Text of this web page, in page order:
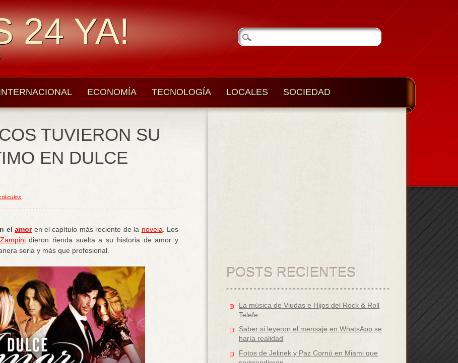
24 YA!
ECONOMÍA TECNOLOGÍA LOCALES SOCIEDAD
TUVIERON SU
EN DULCE
elamoren el capítulo más reciente de la novela . Los
Zampinidieron rienda suelta a su historia de amor y
seria y más que profesional.
POSTS RECIENTES
La música de Viudas e Hijos del Rock & Roll
Telefe
Saber si leyeron el mensaje en WhatsApp se
haría realidad
Fotos de Jelinek y Paz Cornú en Miami que